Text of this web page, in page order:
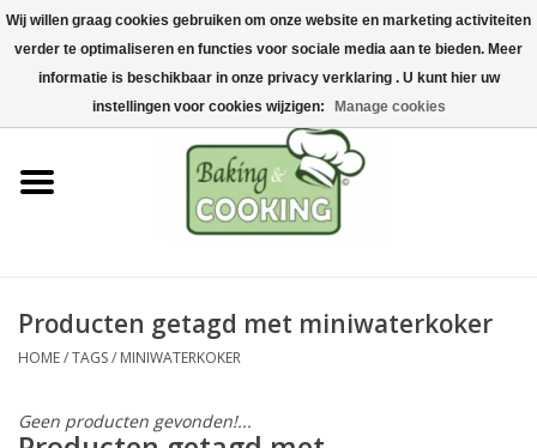
Home
Bak-& kookgerei
Machines & onderdelen
Chocolade & ijsbereiding
Hygiëne & opslag
Grondstoffen & Presentatie
Producten getagd met miniwaterkoker
HOME/TAGS/ MINIWATERKOKER
Geen producten gevonden!...
Wij willen graag cookies gebruiken om onze website en marketing activiteiten
verder te optimaliseren en functies voor sociale media aan te bieden. Meer
informatie is beschikbaar in onze privacy verklaring . U kunt hier uw
instellingen voor cookies wijzigen:
Manage cookies